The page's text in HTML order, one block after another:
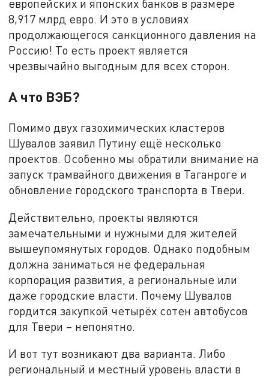
европейских и японских банков в размере
8,917 млрд евро. И это в условиях
продолжающегося санкционного давления на
Россию! То есть проект является
чрезвычайно выгодным для всех сторон.
А что ВЭБ?
Помимо двух газохимических кластеров
Шувалов заявил Путину ещё несколько
проектов. Особенно мы обратили внимание на
запуск трамвайного движения в Таганроге и
обновление городского транспорта в Твери.
Действительно, проекты являются
замечательными и нужными для жителей
вышеупомянутых городов. Однако подобным
должна заниматься не федеральная
корпорация развития, а региональные или
даже городские власти. Почему Шувалов
гордится закупкой четырёх сотен автобусов
для Твери – непонятно.
И вот тут возникают два варианта. Либо
региональный и местный уровень власти в